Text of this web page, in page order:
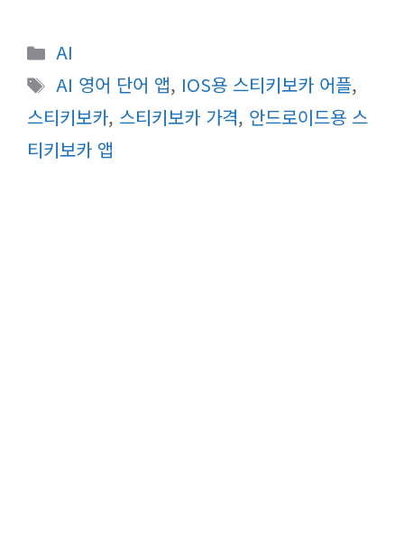
카
테
고
리
AI
태
그
AI 영어 단어 앱, IOS용 스티키보카 어플,
스티키보카, 스티키보카 가격, 안드로이드용 스
티키보카 앱